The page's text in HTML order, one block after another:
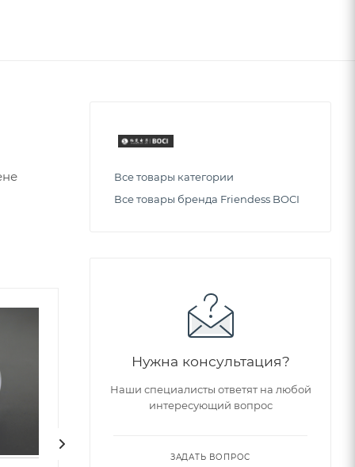
Все товары категории
Все товары бренда Friendess BOCI
Нужна консультация?
Наши специалисты ответят на любой
интересующий вопрос
ЗАДАТЬ ВОПРОС